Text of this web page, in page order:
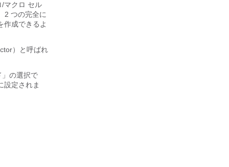
/マクロ セル
2 つの完全に
作成できるよ
）と呼ばれ
」の選択で
設定されま